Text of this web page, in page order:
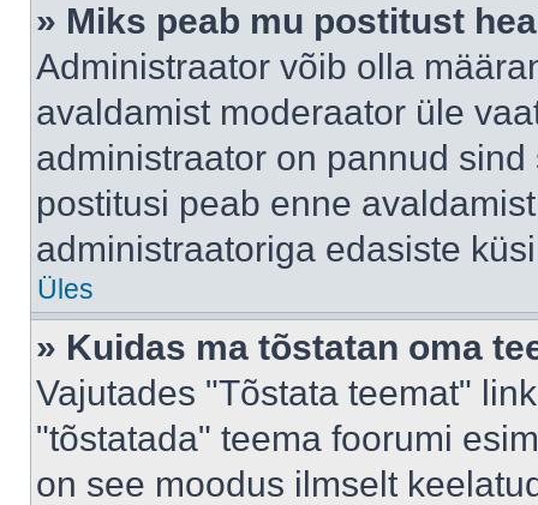
» Miks peab mu postitust
Administraator võib olla
avaldamist moderaator üle
administraator on pannud
postitusi peab enne
administraatoriga edasiste
Üles
» Kuidas ma tõstatan oma
Vajutades "Tõstata teemat"
"tõstatada" teema foorumi
on see moodus ilmselt